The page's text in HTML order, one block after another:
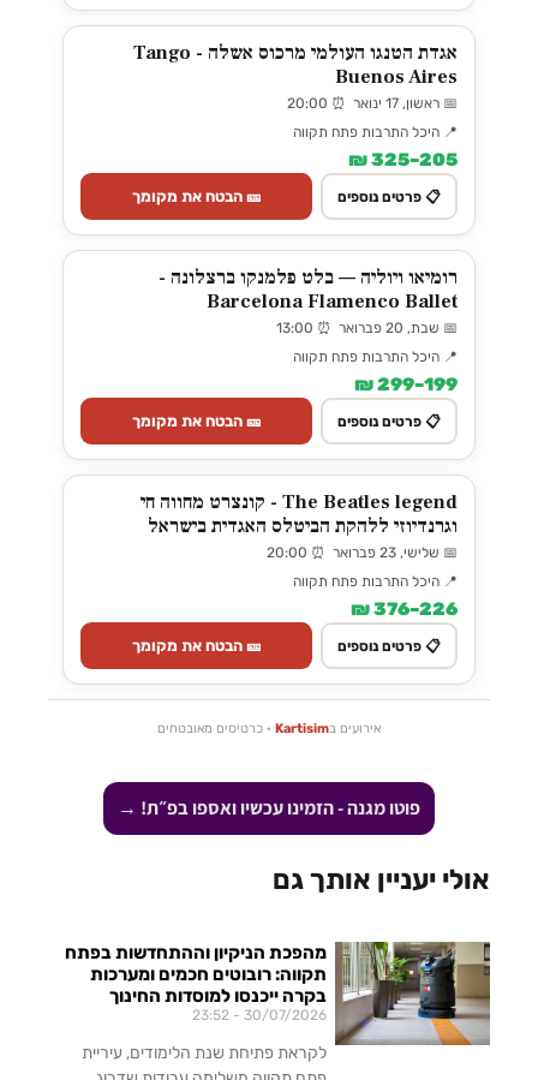
אגדת הטנגו העולמי מרכוס אשלה - Tango
Buenos Aires
📅 ראשון, 17 ינואר ⏰ 20:00
📍 היכל התרבות פתח תקווה
205–325 ₪
📋 פרטים נוספים 🎫 הבטח את מקומך
רומיאו ויוליה — בלט פלמנקו ברצלונה -
Barcelona Flamenco Ballet
📅 שבת, 20 פברואר ⏰ 13:00
📍 היכל התרבות פתח תקווה
199–299 ₪
📋 פרטים נוספים 🎫 הבטח את מקומך
The Beatles legend - קונצרט מחווה חי
וגרנדיוזי ללהקת הביטלס האגדית בישראל
📅 שלישי, 23 פברואר ⏰ 20:00
📍 היכל התרבות פתח תקווה
226–376 ₪
📋 פרטים נוספים 🎫 הבטח את מקומך
אירועים בKartisim · כרטיסים מאובטחים
פוטו מגנה - הזמינו עכשיו ואספו בפ״ת! →
אולי יעניין אותך גם
מהפכת הניקיון וההתחדשות בפתח
תקווה: רובוטים חכמים ומערכות
בקרה ייכנסו למוסדות החינוך
30/07/2026
לקראת פתיחת שנת הלימודים, עיריית